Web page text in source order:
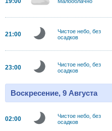
21:00
Чистое небо, без
осадков
23:00
Чистое небо, без
осадков
Воскресение, 9 Августа
02:00
Чистое небо, без
осадков